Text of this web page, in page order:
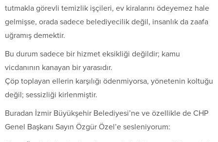
tutmakla görevli temizlik işçileri, ev kiralarını ödeyemez hale
gelmişse, orada sadece belediyecilik değil, insanlık da zaafa
uğramış demektir.
Bu durum sadece bir hizmet eksikliği değildir; kamu
vicdanının kanayan bir yarasıdır.
Çöp toplayan ellerin karşılığı ödenmiyorsa, yönetenin koltuğu
değil; sessizliği kirlenmiştir.
Buradan İzmir Büyükşehir Belediyesi’ne ve özellikle de CHP
Genel Başkanı Sayın Özgür Özel’e sesleniyorum: